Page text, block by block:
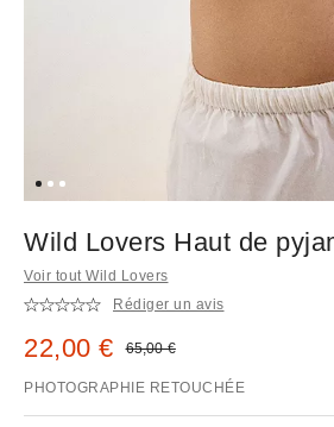
Wild Lovers Haut de
Voir tout Wild Lovers
Rédiger un avis
Prix remisé :
22,00 € Prix d'origine :
65,00 €
PHOTOGRAPHIE RETOUCHÉE